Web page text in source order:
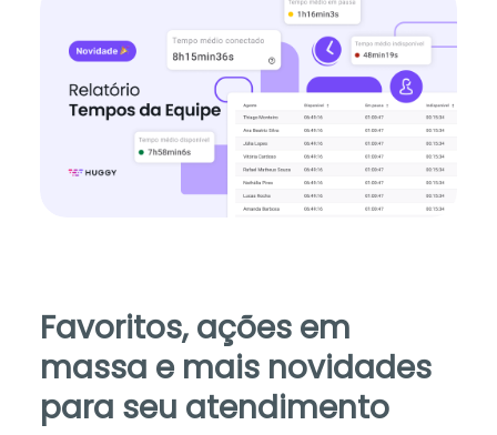
Favoritos, ações em
massa e mais novidades
para seu atendimento